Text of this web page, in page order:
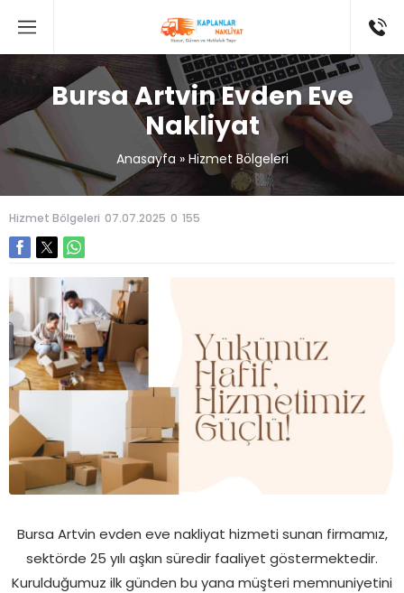
Bursa Artvin Evden Eve
Nakliyat
Anasayfa» Hizmet Bölgeleri
Hizmet Bölgeleri 07.07.2025 0 155
Bursa Artvin evden eve nakliyat hizmeti sunan firmamız,
sektörde 25 yılı aşkın süredir faaliyet göstermektedir.
Kurulduğumuz ilk günden bu yana müşteri memnuniyetini